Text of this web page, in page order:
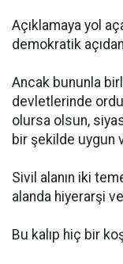
Açıklamaya yol
demokratik
Ancak bununla
devletlerinde
olursa olsun,
bir şekilde uygun
Sivil alanın iki
alanda hiyerarşi
Bu kalıp hiç bir